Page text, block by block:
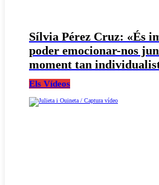
Sílvia Pérez Cruz: «És
poder emocionar-nos
moment tan
Els Vídeos